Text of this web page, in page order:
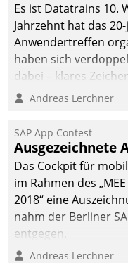
Es ist Datatrains 10.
Jahrzehnt hat das
Anwendertreffen
haben sich
dabei – klares
Fokussierung auf den
Andreas Lerchner
SAP App Contest
Ausgezeichnete
Das Cockpit für
im Rahmen des
2018“ eine
nahm der Berliner
entgegen.
Andreas Lerchner